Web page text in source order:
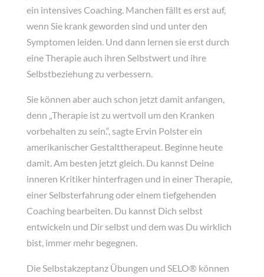
ein intensives Coaching. Manchen fällt es erst auf,
wenn Sie krank geworden sind und unter den
Symptomen leiden. Und dann lernen sie erst durch
eine Therapie auch ihren Selbstwert und ihre
Selbstbeziehung zu verbessern.
Sie können aber auch schon jetzt damit anfangen,
denn „Therapie ist zu wertvoll um den Kranken
vorbehalten zu sein.“, sagte Ervin Polster ein
amerikanischer Gestalttherapeut. Beginne heute
damit. Am besten jetzt gleich. Du kannst Deine
inneren Kritiker hinterfragen und in einer Therapie,
einer Selbsterfahrung oder einem tiefgehenden
Coaching bearbeiten. Du kannst Dich selbst
entwickeln und Dir selbst und dem was Du wirklich
bist, immer mehr begegnen.
Die Selbstakzeptanz Übungen und SELO® können